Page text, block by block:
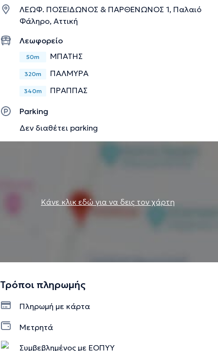
ΛΕΩΦ. ΠΟΣΕΙΔΩΝΟΣ & ΠΑΡΘΕΝΩΝΟΣ 1, Παλαιό
Φάληρο, Αττική
Λεωφορείο
50m ΜΠΑΤΗΣ
320m ΠΑΛΜΥΡΑ
340m ΠΡΑΠΠΑΣ
Parking
Δεν διαθέτει parking
Κάνε κλικ εδώ για να δεις τον χάρτη
Τρόποι πληρωμής
Πληρωμή με κάρτα
Μετρητά
Συμβεβλημένος με ΕΟΠΥΥ